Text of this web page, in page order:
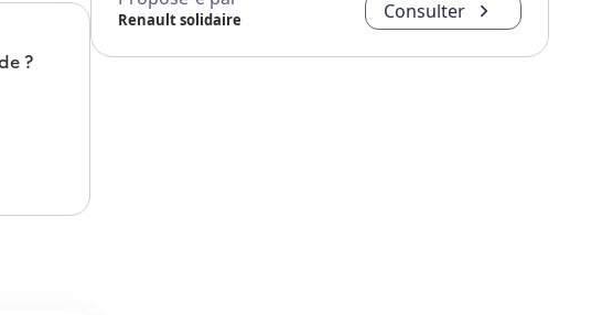
?
Renault solidaire Consulter